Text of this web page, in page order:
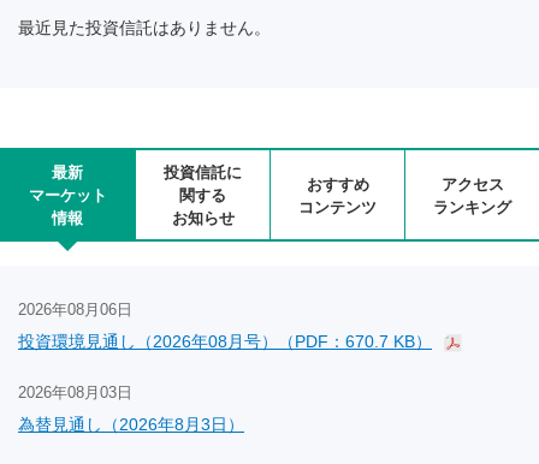
最近見た投資信託はありません。
最新
マーケット
情報
投資信託に
関する
お知らせ
おすすめ
コンテンツ
アクセス
ランキング
2026年08月06日
投資環境見通し（2026年08月号）（PDF：670.7 KB）
2026年08月03日
為替見通し（2026年8月3日）